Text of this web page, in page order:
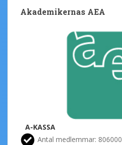
Akademikernas AEA
A-KASSA
Antal medlemmar: 806000